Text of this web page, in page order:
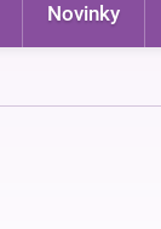
Novinky